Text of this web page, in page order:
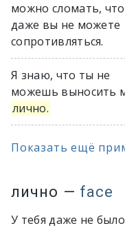
можно сломать, что
даже вы не можете
сопротивляться.
Я знаю, что ты не
можешь выносить
лично.
Показать ещё
лично — face
У тебя даже не было